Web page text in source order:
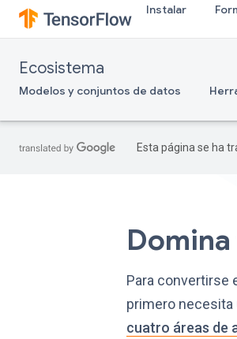
Instalar
Ecosistema
Modelos y conjuntos de datos
Esta página se ha
Para convertirse
primero necesita
cuatro áreas de